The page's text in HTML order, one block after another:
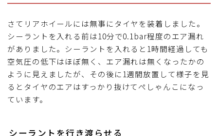
さてリアホイールには無事にタイヤを装着しました。
シーラントを入れる前は10分で0.1bar程度のエア漏れ
がありました。シーラントを入れると1時間経過しても
空気圧の低下はほぼ無く、エア漏れは無くなったかの
ように見えましたが、その後に1週間放置して様子を見
るとタイヤのエアはすっかり抜けてぺしゃんこになっ
ています。
シーラントを行き渡らせる